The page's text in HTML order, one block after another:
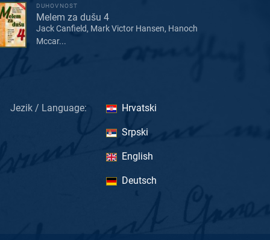
DUHOVNOST
Melem za dušu 4
Jack Canfield, Mark Victor Hansen, Hanoch
Mccar...
Jezik / Language: Hrvatski
Srpski
English
Deutsch